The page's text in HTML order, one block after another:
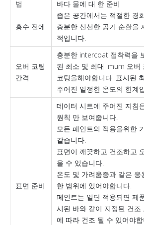
법
홍수 전에
바다 물에 대 한 준비
좁은 공간에서는 적절한 경
충분한 신선한 공기 순환을
적입니다.
오버 코팅
간격
충분한 intercoat 접착력을
된 최소 및 최대 Imum 오버
코팅을해야합니다. 표시된
주어진 일정한 온도의 한계
표면 준비
데이터 시트에 주어진 지침
원칙 만 보여줍니다.
모든 페인트의 적용을위한
같습니다.
표면이 깨끗하고 건조하고
울 수 있습니다.
온도 및 가려움증과 같은 응
한 범위에 있어야합니다.
페인트는 일단 적용되면 제
시된 바와 같이 지정된 건
에 따라 건조 될 수 있어야